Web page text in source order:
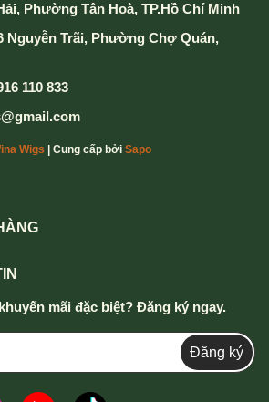
Phường Tân Hoà, TP.Hồ Chí Minh
Nguyễn Trãi, Phường Chợ Quán,
110 833
Wigs | Cung cấp bởi Sapo
mãi đặc biệt? Đăng ký ngay.
Đăng ký